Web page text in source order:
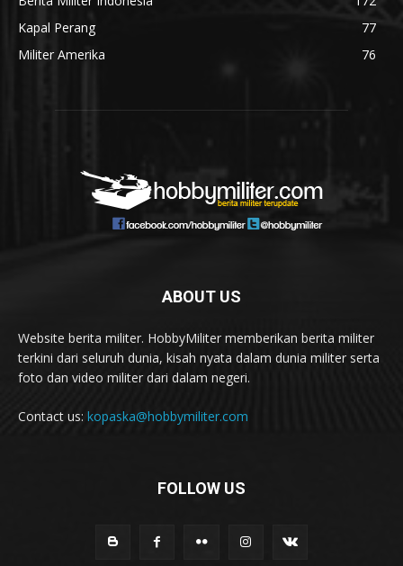
Kapal Perang
77
Militer Amerika
76
ABOUT US
Website berita militer. HobbyMiliter memberikan berita militer
terkini dari seluruh dunia, kisah nyata dalam dunia militer serta
foto dan video militer dari dalam negeri.
Contact us: kopaska@hobbymiliter.com
FOLLOW US